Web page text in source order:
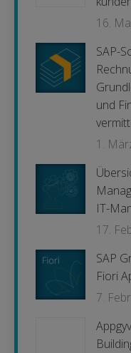
16.
SAP-
und
1.
IT-
17.
SAP
Fiori
7.